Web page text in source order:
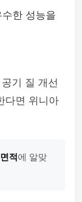
수한 성능을
기 질 개선
다면 위니아
적에 알맞